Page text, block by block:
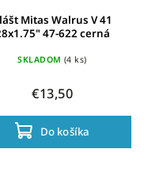
Mitas Walrus V 41
47-622 cerná
SKLADOM (4 ks)
€13,50
Do košíka